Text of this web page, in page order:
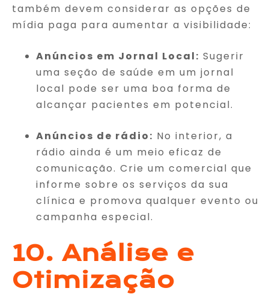
também devem considerar as opções de
mídia paga para aumentar a visibilidade:
Anúncios em Jornal Local: Sugerir
uma seção de saúde em um jornal
local pode ser uma boa forma de
alcançar pacientes em potencial.
Anúncios de rádio: No interior, a
rádio ainda é um meio eficaz de
comunicação. Crie um comercial que
informe sobre os serviços da sua
clínica e promova qualquer evento ou
campanha especial.
10. Análise e
Otimização